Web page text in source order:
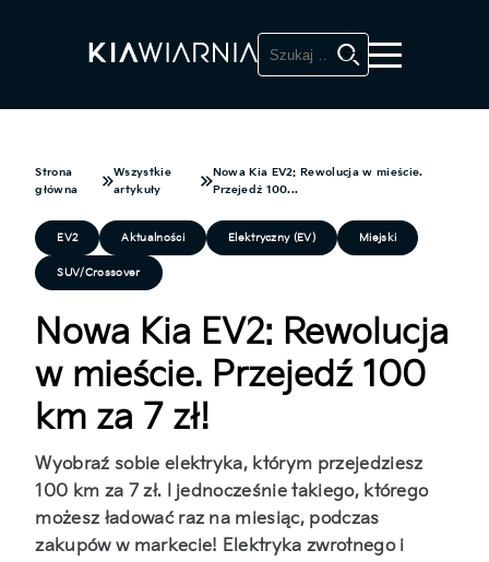
Szukaj:
Strona
główna
Wszystkie
artykuły
Nowa Kia EV2: Rewolucja w mieście.
Przejedź 100...
EV2 Aktualności Elektryczny (EV) Miejski
SUV/Crossover
Nowa Kia EV2: Rewolucja
w mieście. Przejedź 100
km za 7 zł!
Wyobraź sobie elektryka, którym przejedziesz
100 km za 7 zł. I jednocześnie takiego, którego
możesz ładować raz na miesiąc, podczas
zakupów w markecie! Elektryka zwrotnego i